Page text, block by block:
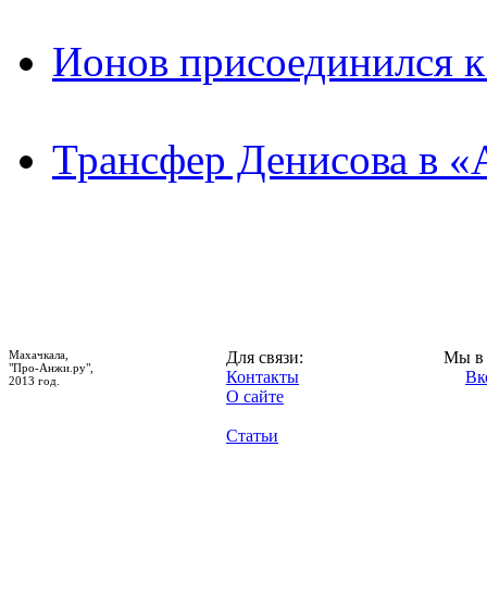
Ионов присоединился
Трансфер Денисова в
Махачкала,
"Про-Анжи.ру",
2013 год.
Для связи:
Контакты
О сайте
Статьи
Мы в